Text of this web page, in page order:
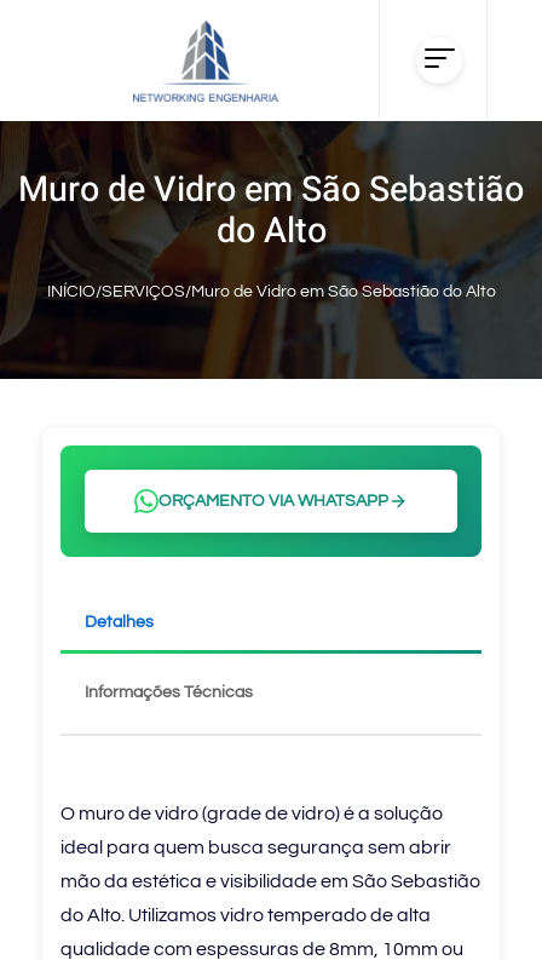
Muro de Vidro em São Sebastião
do Alto
INÍCIO/SERVIÇOS/Muro de Vidro em São Sebastião do Alto
ORÇAMENTO VIA WHATSAPP
Detalhes
Informações Técnicas
O muro de vidro (grade de vidro) é a solução
ideal para quem busca segurança sem abrir
mão da estética e visibilidade em São Sebastião
do Alto. Utilizamos vidro temperado de alta
qualidade com espessuras de 8mm, 10mm ou